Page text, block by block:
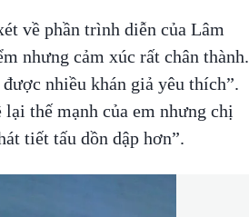
về phần trình diễn của Lâm
nhưng cảm xúc rất chân thành.
nhiều khán giả yêu thích”.
thế mạnh của em nhưng chị
tiết tấu dồn dập hơn”.